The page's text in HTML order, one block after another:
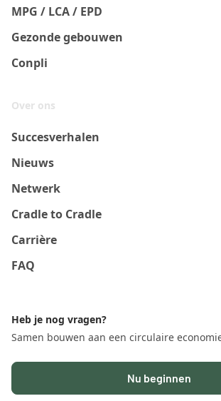
MPG / LCA / EPD
Gezonde gebouwen
Conpli
Over ons
Succesverhalen
Nieuws
Netwerk
Cradle to Cradle
Carrière
FAQ
Heb je nog vragen?
Samen bouwen aan een circulaire
Nu beginnen